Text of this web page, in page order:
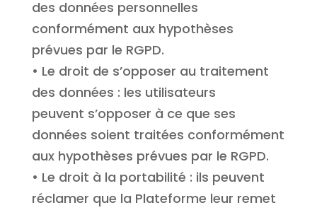
des données personnelles
conformément aux hypothèses
prévues par le RGPD.
• Le droit de s’opposer au traitement
des données : les utilisateurs
peuvent s’opposer à ce que ses
données soient traitées conformément
aux hypothèses prévues par le RGPD.
• Le droit à la portabilité : ils peuvent
réclamer que la Plateforme leur remet